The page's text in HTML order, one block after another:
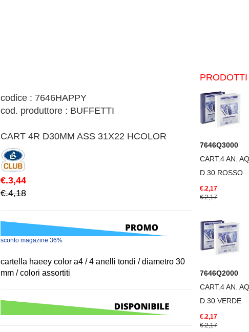
codice : 7646HAPPY
cod. produttore : BUFFETTI
CART 4R D30MM ASS 31X22 HCOLOR
€.3,44
€.4,18
sconto magazine 36%
cartella haeey color a4 / 4 anelli tondi / diametro 30
mm / colori assortiti
7646Q3000
CART.4 AN.
D.30 ROSSO
€.2,17
€.2,17
7646Q2000
CART.4 AN.
D.30 VERDE
€.2,17
€.2,17